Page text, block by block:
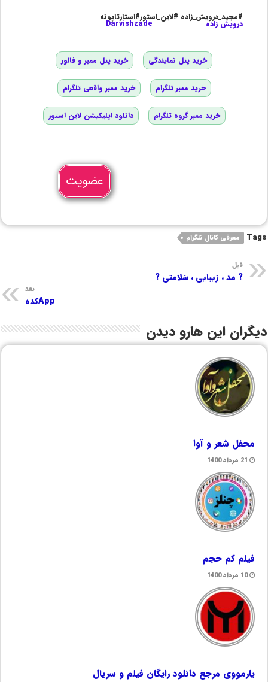
#مجید_درویش_زاده #لاین_استور#استارتاپونه
درویش زاده Darvishzade
خرید پنل نمایندگی خرید پنل ممبر و فالور
خرید ممبر تلگرام خرید ممبر واقعی تلگرام
خرید ممبر گروه تلگرام دانلود اپلیکیشن لاین استور
عضویت
Tags معرفی کانال تلگرام
قبل
? مد ، زیبایی ، سَلامتی ?
بعد
Appکده
دیگران این هارو دیدن
محفل شعر و آوا
21 مرداد 1400
فیلم کم حجم
10 مرداد 1400
یارمووی مرجع دانلود رایگان فیلم و سریال